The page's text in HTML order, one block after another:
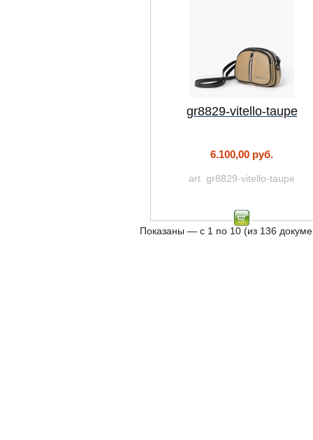
gr8829-vitello-taupe
6.100,00 руб.
art. gr8829-vitello-taupe
Показаны — с 1 по 10 (из 136